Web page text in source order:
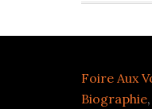
Foire Aux
Biographie,